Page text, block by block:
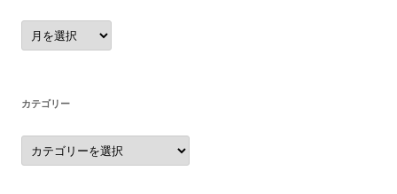
ア
ー
カ
カテゴリー
カ
テ
ゴ